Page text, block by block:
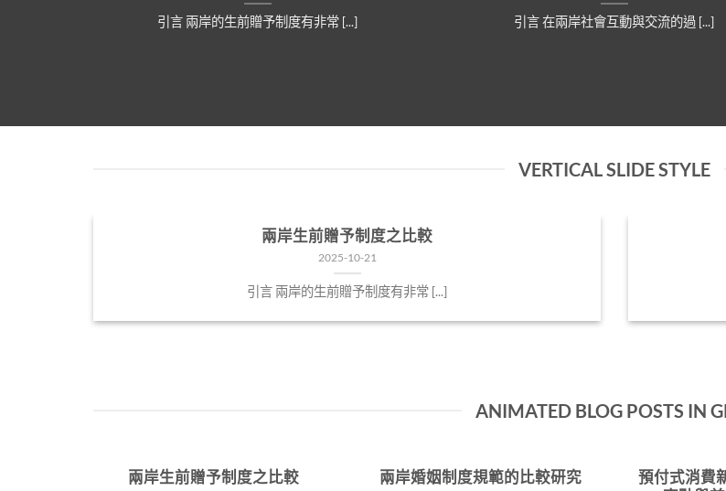
引言 兩岸的生前贈予制度有非常 [...] 引言 在兩岸社會互動與交流的過 [...]
VERTICAL SLIDE STYLE
兩岸生前贈予制度之比較
2025-10-21
引言 兩岸的生前贈予制度有非常 [...]
ANIMATED BLOG POSTS IN
兩岸生前贈予制度之比較 兩岸婚姻制度規範的比較研究
預付式消費